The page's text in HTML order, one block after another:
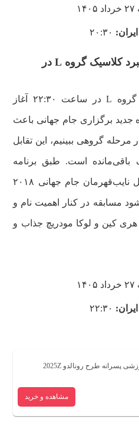
بازی انگلیس و کرواسی؛ نبرد کلاسیک گروه L در
بازی انگلیس و کرواسی از گروه L در ساعت ۲۲:۳۰ آغاز
برگزاری جام جهانی باعث
گروهی ببینیم، این تقابل
باقی‌مانده است. طبق برنامه
نایب‌قهرمان یورو ۲۰۲۰ مقابل نایب‌قهرمان جام جهانی ۲۰۱۸
مسابقه در کنار اهمیت نام و
هری کین و لوکا مودریچ جذاب و
مشاهده و خرید